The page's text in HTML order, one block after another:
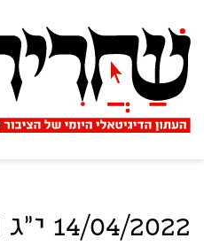
14/04/2022 י"ג ניסן